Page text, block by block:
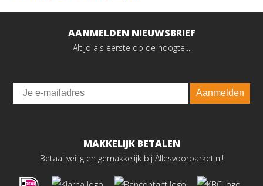
AANMELDEN NIEUWSBRIEF
Altijd als eerste op de hoogte...
Email
Aanmelden
MAKKELIJK BETALEN
Betaal veilig en gemakkelijk bij Allesvoorparket.nl!